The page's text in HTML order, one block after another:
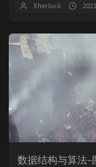
Xherlock
数据结构与算法~